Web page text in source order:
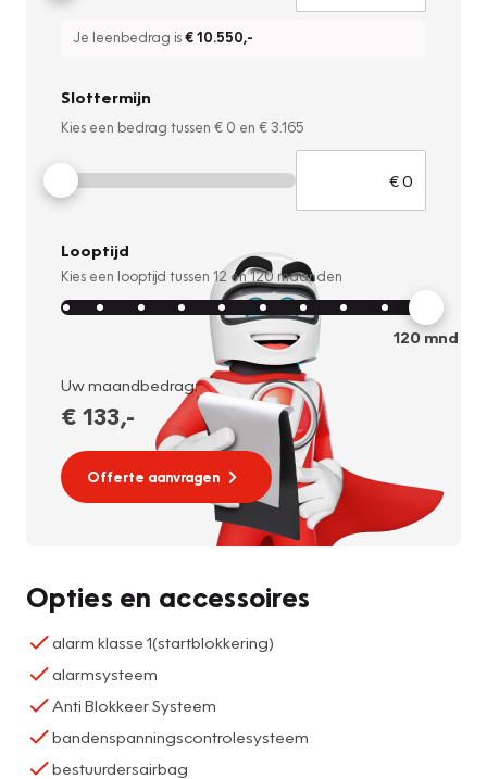
Je leenbedrag is€ 10.550,-
Slottermijn
Kies een bedrag tussen € 0 en € 3.165
Looptijd
Kies een looptijd tussen 12 en120 maanden
120mnd
Uw maandbedrag:
€ 133,-
Offerte aanvragen
Opties en accessoires
alarm klasse 1(startblokkering)
alarmsysteem
Anti Blokkeer Systeem
bandenspanningscontrolesysteem
bestuurdersairbag